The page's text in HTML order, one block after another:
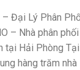
Đại Lý Phân
– Nhà phân phối
tại Hải Phòng Tại
hàng trăm nhà